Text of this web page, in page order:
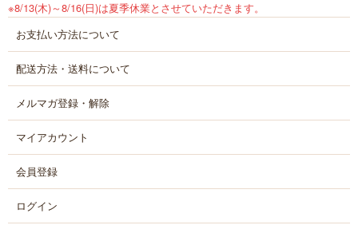
※8/13(木)～8/16(日)は夏季休業とさせていただきます。
お支払い方法について
配送方法・送料について
メルマガ登録・解除
マイアカウント
会員登録
ログイン